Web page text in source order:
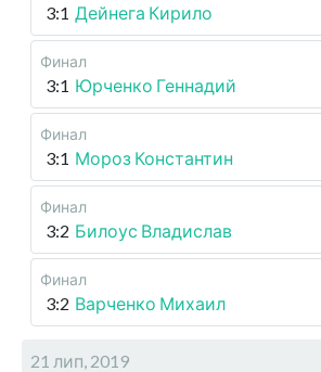
3:1 Дейнега Кирило
Финал
3:1 Юрченко Геннадий
Финал
3:1 Мороз Константин
Финал
3:2 Билоус Владислав
Финал
3:2 Варченко Михаил
21 лип, 2019